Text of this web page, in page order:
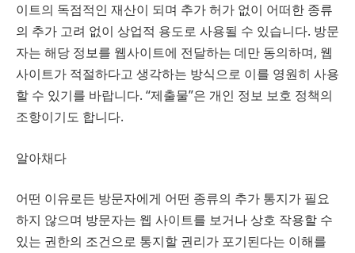
이트의 독점적인 재산이 되며 추가 허가 없이 어떠한 종류
의 추가 고려 없이 상업적 용도로 사용될 수 있습니다. 방문
자는 해당 정보를 웹사이트에 전달하는 데만 동의하며, 웹
사이트가 적절하다고 생각하는 방식으로 이를 영원히 사용
할 수 있기를 바랍니다. “제출물”은 개인 정보 보호 정책의
조항이기도 합니다.
알아채다
어떤 이유로든 방문자에게 어떤 종류의 추가 통지가 필요
하지 않으며 방문자는 웹 사이트를 보거나 상호 작용할 수
있는 권한의 조건으로 통지할 권리가 포기된다는 이해를